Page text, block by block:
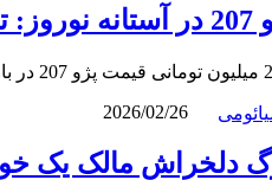
2026/02/26
دلخراش مالک یک